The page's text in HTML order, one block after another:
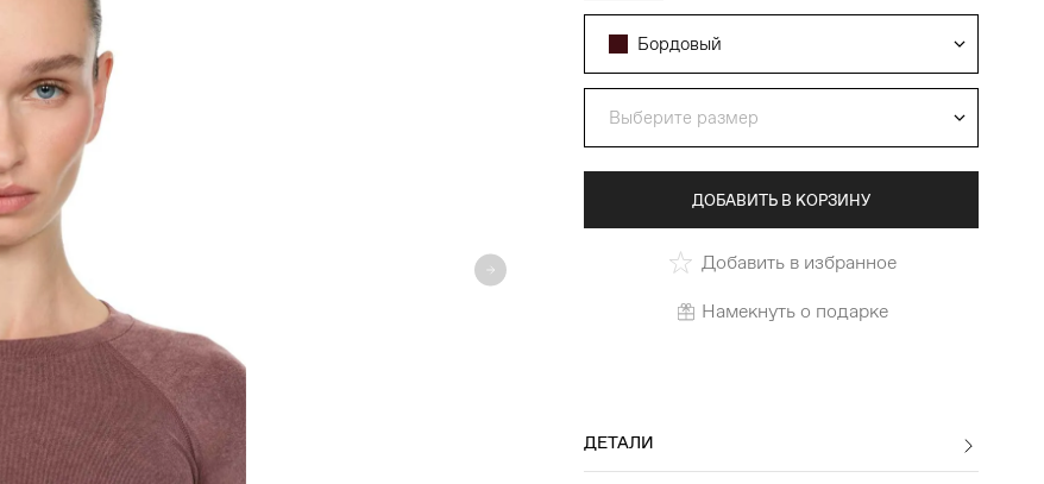
Бордовый
Выберите размер
ДОБАВИТЬ В КОРЗИНУ
Добавить в избранное
Намекнуть о подарке
ДЕТАЛИ